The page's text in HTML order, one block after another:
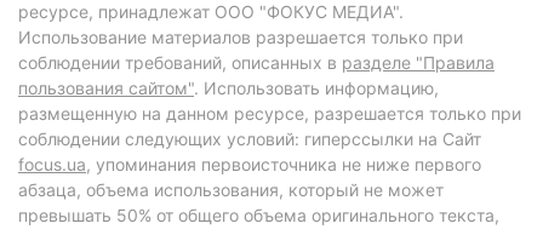
ресурсе, принадлежат ООО "ФОКУС МЕДИА".
Использование материалов разрешается только при
соблюдении требований, описанных в разделе "Правила
пользования сайтом". Использовать информацию,
размещенную на данном ресурсе, разрешается только при
соблюдении следующих условий: гиперссылки на Сайт
focus.ua, упоминания первоисточника не ниже первого
абзаца, объема использования, который не может
превышать 50% от общего объема оригинального текста,